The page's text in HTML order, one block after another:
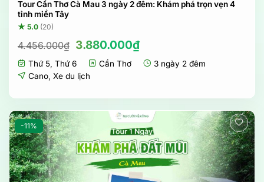
Tour Cần Thơ Cà Mau 3 ngày 2 đêm: Khám phá trọn vẹn 4
tỉnh miền Tây
★ 5.0 (20)
4.456.000₫ Giá
là:
4.456.000₫.
3.880.000₫Giá
hiện
tại
Thứ 5, Thứ 6 Cần Thơ
3 ngày 2 đêm
Cano, Xe du lịch
-11%